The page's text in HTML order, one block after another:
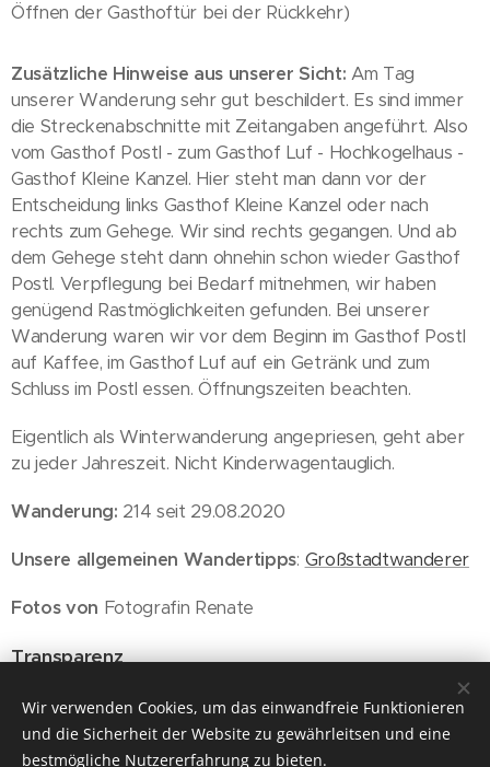
Öffnen der Gasthoftür bei der Rückkehr)
Zusätzliche Hinweise aus unserer Sicht: Am Tag
unserer Wanderung sehr gut beschildert. Es sind immer
die Streckenabschnitte mit Zeitangaben angeführt. Also
vom Gasthof Postl - zum Gasthof Luf - Hochkogelhaus -
Gasthof Kleine Kanzel. Hier steht man dann vor der
Entscheidung links Gasthof Kleine Kanzel oder nach
rechts zum Gehege. Wir sind rechts gegangen. Und ab
dem Gehege steht dann ohnehin schon wieder Gasthof
Postl. Verpflegung bei Bedarf mitnehmen, wir haben
genügend Rastmöglichkeiten gefunden. Bei unserer
Wanderung waren wir vor dem Beginn im Gasthof Postl
auf Kaffee, im Gasthof Luf auf ein Getränk und zum
Schluss im Postl essen. Öffnungszeiten beachten.
Eigentlich als Winterwanderung angepriesen, geht aber
zu jeder Jahreszeit. Nicht Kinderwagentauglich.
Wanderung: 214 seit 29.08.2020
Unsere allgemeinen Wandertipps: Großstadtwanderer
Fotos von Fotografin Renate
Transparenz
Wien, 25.12.2022
Wir verwenden Cookies, um das einwandfreie Funktionieren
und die Sicherheit der Website zu gewährleitsen und eine
bestmögliche Nutzererfahrung zu bieten.